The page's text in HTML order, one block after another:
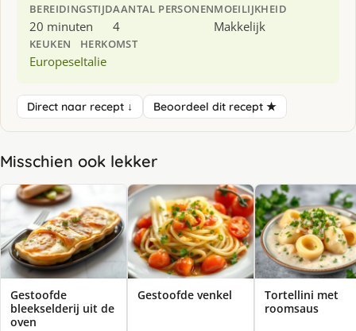
BEREIDINGSTIJD
20 minuten
AANTAL PERSONEN
4
MOEILIJKHEID
Makkelijk
KEUKEN
Europese
HERKOMST
Italie
Direct naar recept ↓ Beoordeel dit recept ★
Misschien ook lekker
Gestoofde
bleekselderij uit de
oven
Gestoofde venkel
Tortellini met
roomsaus